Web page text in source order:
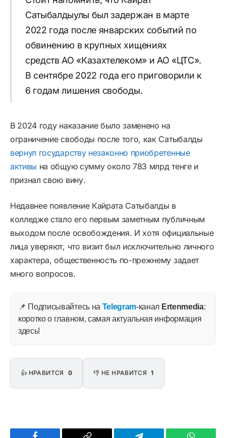
Сатыбалдыулы был задержан в марте
2022 года после январских событий по
обвинению в крупных хищениях
средств АО «Казахтелеком» и АО «ЦТС».
В сентябре 2022 года его приговорили к
6 годам лишения свободы.
В 2024 году наказание было заменено на
ограничение свободы после того, как Сатыбалды
вернул государству незаконно приобретенные
активы на общую сумму около 783 млрд тенге и
признал свою вину.
Недавнее появление Кайрата Сатыбалды в
колледже стало его первым заметным публичным
выходом после освобождения. И хотя официальные
лица уверяют, что визит был исключительно личного
характера, общественность по-прежнему задает
много вопросов.
📌 Подписывайтесь на Telegram-канал Ertenmedia:
коротко о главном, самая актуальная информация
здесь!
👍 НРАВИТСЯ 0 👎 НЕ НРАВИТСЯ 1